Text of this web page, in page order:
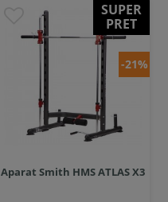
SUPER
PRET
-21%
Aparat Smith HMS ATLAS X3